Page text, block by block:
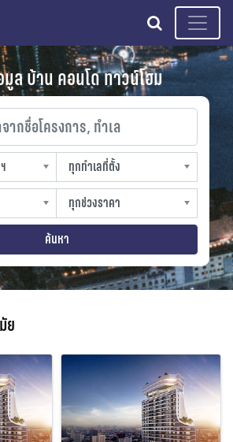
search
ล บ้าน คอนโด ทาวน์โฮม
โครงการ, ทำเล
ฯ
ทุกทำเลที่ตั้ง
slocation
ทุกช่วงราคา
sprice
ค้นหา
ย